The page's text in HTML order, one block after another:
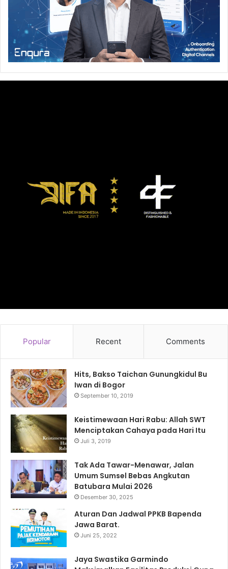
Popular Recent Comments
Hits, Bakso Taichan Gunungkidul Bu
Iwan di Bogor
September 10, 2019
Keistimewaan Hari Rabu: Allah SWT
Menciptakan Cahaya pada Hari Itu
Juli 3, 2019
Tak Ada Tawar-Menawar, Jalan
Umum Sumsel Bebas Angkutan
Batubara Mulai 2026
Desember 30, 2025
Aturan Dan Jadwal PPKB Bapenda
Jawa Barat.
Juni 25, 2022
Jaya Swastika Garmindo